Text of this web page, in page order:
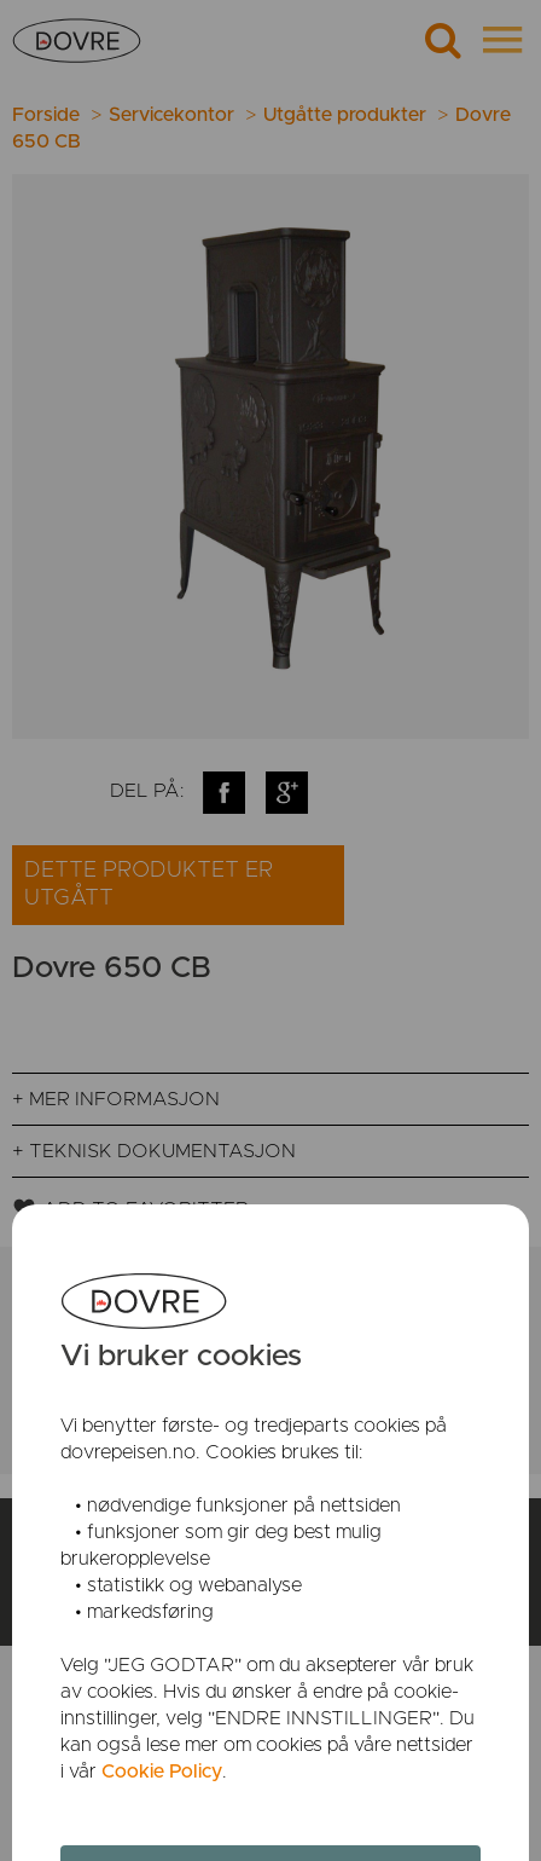
Forside Servicekontor Utgåtte produkter
Dovre
650 CB
DEL PÅ:
DETTE PRODUKTET ER
UTGÅTT
Dovre 650 CB
+ MER INFORMASJON
+ TEKNISK DOKUMENTASJON
ADD TO FAVORITTER
FINN DIN FORHANDLER
Følg oss på: Instagram
Facebook
KUNDESERVICE
Bestill reservedeler
Vi bruker cookies
Vi benytter første- og tredjeparts cookies på
dovrepeisen.no. Cookies brukes til:
• nødvendige funksjoner på nettsiden
• funksjoner som gir deg best mulig
brukeropplevelse
• statistikk og webanalyse
• markedsføring
Velg "JEG GODTAR" om du aksepterer vår bruk
av cookies. Hvis du ønsker å endre på cookie-
innstillinger, velg "ENDRE INNSTILLINGER". Du
kan også lese mer om cookies på våre nettsider
i vår Cookie Policy